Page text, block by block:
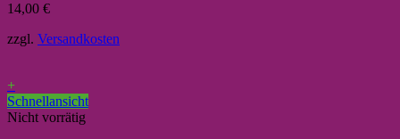
14,00 €
zzgl. Versandkosten
+
Schnellansicht
Nicht vorrätig